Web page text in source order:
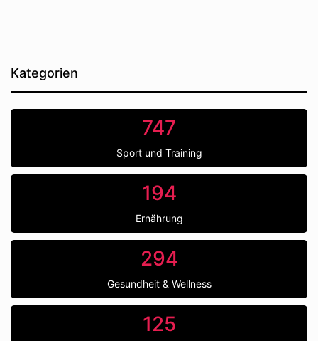
Kategorien
747
Sport und Training
194
Ernährung
294
Gesundheit & Wellness
125